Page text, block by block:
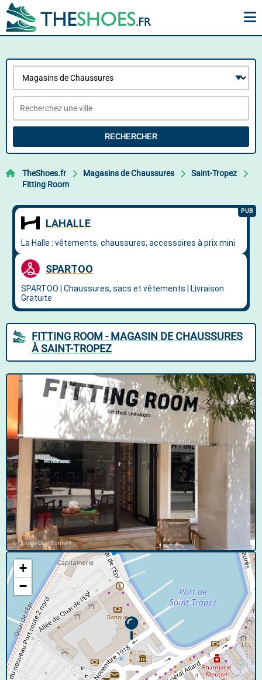
RECHERCHER
TheShoes.fr Magasins de Chaussures
Saint-Tropez
Fitting Room
FITTING ROOM - MAGASIN DE CHAUSSURES
À SAINT-TROPEZ
© Google User Content
+
−